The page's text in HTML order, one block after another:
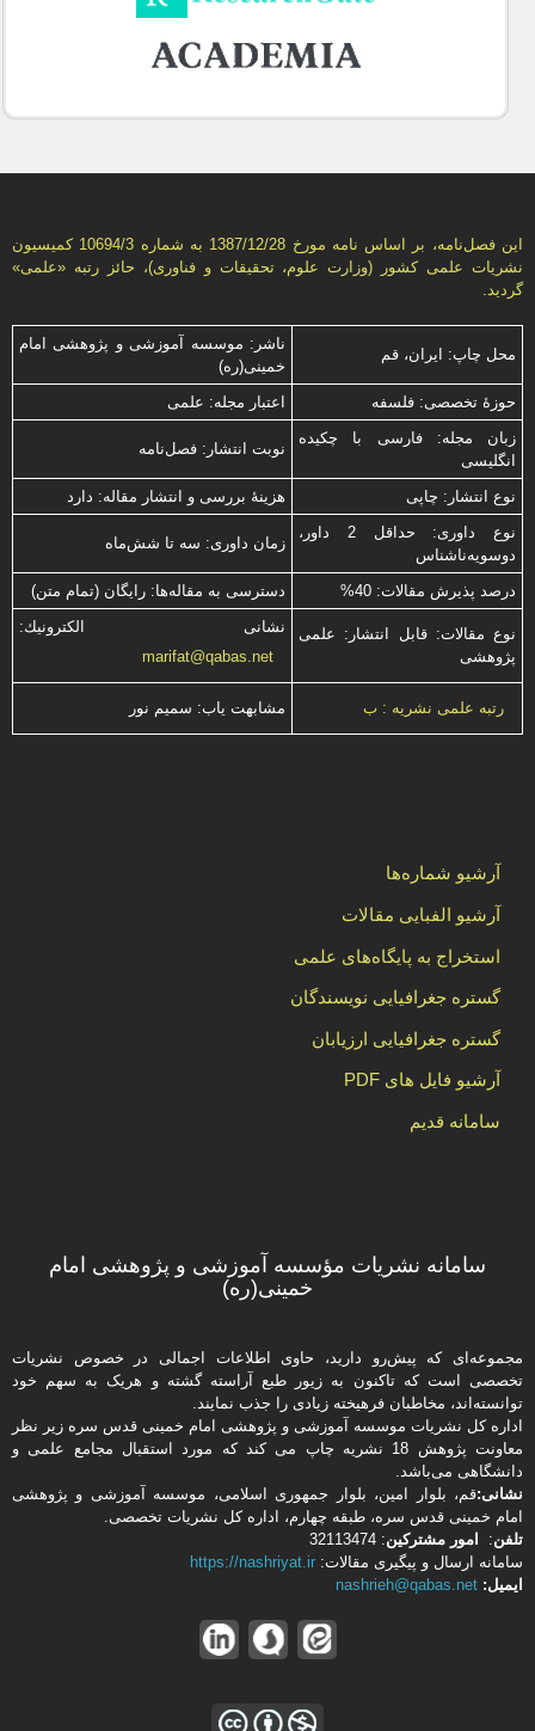
این فصل‌نامه، بر اساس نامه مورخ 1387/12/28 به شماره 10694/3 كمیسیون
نشریات علمی كشور (وزارت علوم، تحقیقات و فناوری)، حائز رتبه «علمی»
گردید.
محل چاپ: ایران، قم
ناشر: موسسه آموزشی و پژوهشی امام
خمینی(ره)
حوزۀ تخصصی: فلسفه
اعتبار مجله: علمی
زبان مجله: فارسی با چكیده
انگلیسی
نوبت انتشار: فصل‌نامه
نوع انتشار: چاپی
هزینۀ بررسی و انتشار مقاله: دارد
نوع داوری: حداقل 2 داور،
دوسویه‌ناشناس
زمان داوری: سه تا شش‌ماه
درصد پذیرش مقالات: 40% دسترسی به مقاله‌ها: رایگان (تمام متن)
نوع مقالات: قابل انتشار: علمی
پژوهشی
نشانی الكترونیك:
marifat@qabas.net
رتبه علمی نشریه : ب مشابهت ياب: سميم نور
آرشیو شماره‌ها
آرشیو الفبایی مقالات
استخراج به پایگاه‌های علمی
گستره جغرافیایی نویسندگان
گستره جغرافیایی ارزیابان
آرشیو فایل های PDF
سامانه قدیم
سامانه نشریات مؤسسه آموزشی و پژوهشی امام
خمینی(ره)
مجموعه‌ای که پیش‌رو دارید،‌ حاوی اطلاعات اجمالی در خصوص نشریات
تخصصی است که تاکنون به زیور طبع آراسته گشته و هریک به سهم خود
توانسته‌اند، مخاطبان فرهیخته‌ زیادی را جذب نمایند.
اداره كل نشریات موسسه آموزشی و پژوهشی امام خمینی قدس سره زیر نظر
معاونت پژوهش 18 نشریه چاپ می کند که مورد استقبال مجامع علمی و
دانشگاهی می‌باشد.
نشانی:قم، بلوار امین، بلوار جمهوری اسلامی، موسسه آموزشی و پژوهشی
امام خمینی قدس سره، طبقه چهارم، اداره كل نشریات تخصصی.
تلفن: امور مشتركین: 32113474
سامانه ارسال و پیگیری مقالات: https://nashriyat.ir
ایمیل: nashrieh@qabas.net